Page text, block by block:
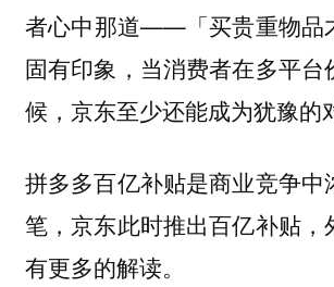
者心中那道——「买贵重物品
固有印象，当消费者在多平台
候，京东至少还能成为犹豫的
拼多多百亿补贴是商业竞争中
笔，京东此时推出百亿补贴，
有更多的解读。